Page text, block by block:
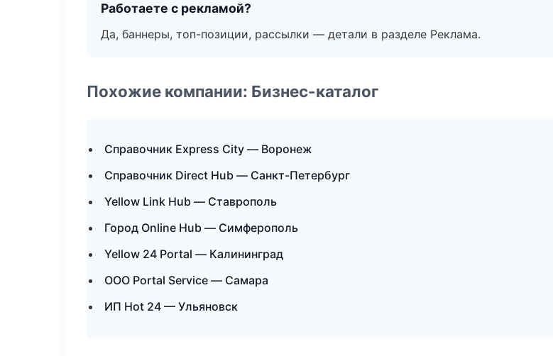
Работаете с рекламой?
Да, баннеры, топ-позиции, рассылки — детали в разделе Реклама.
Похожие компании: Бизнес-каталог
Справочник Express City — Воронеж
Справочник Direct Hub — Санкт-Петербург
Yellow Link Hub — Ставрополь
Город Online Hub — Симферополь
Yellow 24 Portal — Калининград
ООО Portal Service — Самара
ИП Hot 24 — Ульяновск